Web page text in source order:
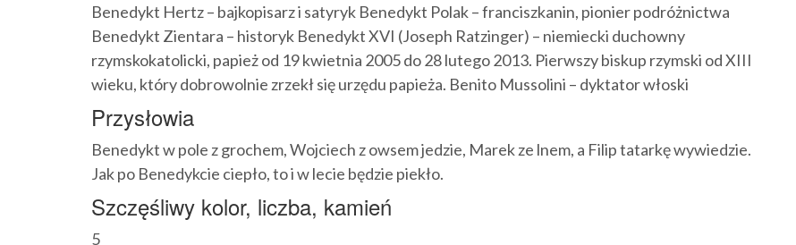
Benedykt Hertz – bajkopisarz i satyryk Benedykt Polak – franciszkanin, pionier podróżnictwa
Benedykt Zientara – historyk Benedykt XVI (Joseph Ratzinger) – niemiecki duchowny
rzymskokatolicki, papież od 19 kwietnia 2005 do 28 lutego 2013. Pierwszy biskup rzymski od XIII
wieku, który dobrowolnie zrzekł się urzędu papieża. Benito Mussolini – dyktator włoski
Przysłowia
Benedykt w pole z grochem, Wojciech z owsem jedzie, Marek ze lnem, a Filip tatarkę wywiedzie.
Jak po Benedykcie ciepło, to i w lecie będzie piekło.
Szczęśliwy kolor, liczba, kamień
5